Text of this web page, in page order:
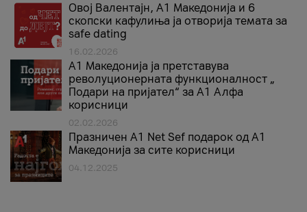
Овој Валентајн, A1 Македонија и 6
скопски кафулиња ја отворија темата за
safe dating
16.02.2026
А1 Македонија ја претставува
револуционерната функционалност „
Подари на пријател“ за А1 Алфа
корисници
02.02.2026
Празничен A1 Net Sеf подарок од А1
Македонија за сите корисници
04.12.2025